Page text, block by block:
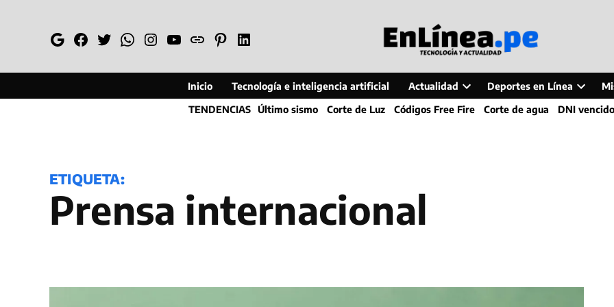
GoogleFacebook
TwitterWhatsapp
Instagram
YouTube
WebPinterestLinkedin
Inicio Tecnología e inteligencia artificial Actualidad
Open
dropdown
Deportes en Línea
Open
dropdown
TENDENCIAS Último sismo Corte de Luz Códigos Free Fire Corte de agua DNI vencido
ETIQUETA:
prensa internacional